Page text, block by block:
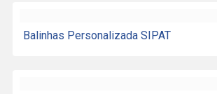
Balinhas Personalizada SIPAT